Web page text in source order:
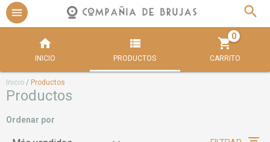
INICIO PRODUCTOS CARRITO
0
Inicio / Productos
Productos
Ordenar por